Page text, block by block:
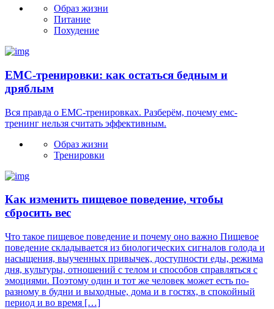
Образ жизни
Питание
Похудение
ЕМС-тренировки: как остаться бедным и
дряблым
Вся правда о ЕМС-тренировках. Разберём, почему емс-
тренинг нельзя считать эффективным.
Образ жизни
Тренировки
Как изменить пищевое поведение, чтобы
сбросить вес
Что такое пищевое поведение и почему оно важно Пищевое
поведение складывается из биологических сигналов голода и
насыщения, выученных привычек, доступности еды, режима
дня, культуры, отношений с телом и способов справляться с
эмоциями. Поэтому один и тот же человек может есть по-
разному в будни и выходные, дома и в гостях, в спокойный
период и во время […]